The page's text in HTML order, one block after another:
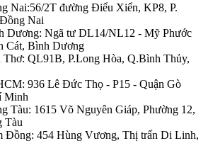
Nai:56/2T đường Điểu Xiển, KP8, P.
Nai
Dương: Ngã tư DL14/NL12 - Mỹ Phước
Cát, Bình Dương
QL91B, P.Long Hòa, Q.Bình Thủy,
936 Lê Đức Thọ - P15 - Quận Gò
Minh
Tàu: 1615 Võ Nguyên Giáp, Phường 12,
Tàu
Đồng: 454 Hùng Vương, Thị trấn Di Linh,